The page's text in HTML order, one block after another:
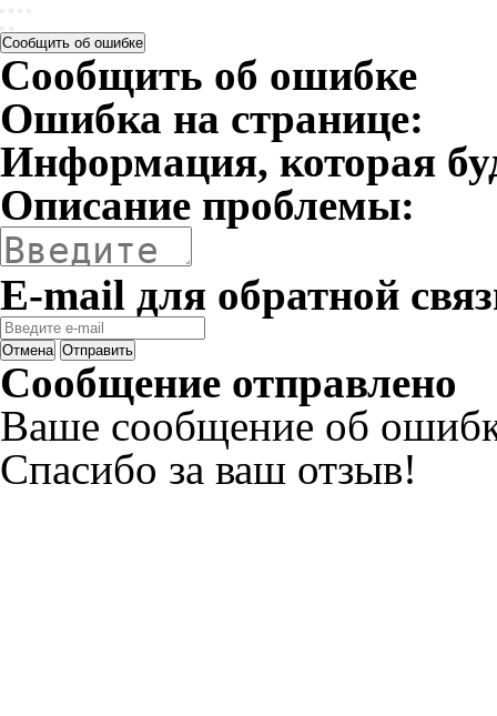
Сообщить об ошибке
Сообщить об ошибке
Ошибка на странице:
Информация, которая
Описание проблемы:
E-mail для обратной
Отмена Отправить
Сообщение отправлено
Ваше сообщение об
Спасибо за ваш отзыв!